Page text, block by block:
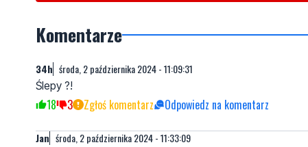
Komentarze
34h środa, 2 października 2024 - 11:09:31
Ślepy ?!
18 3 Zgłoś komentarz Odpowiedz na komentarz
Jan środa, 2 października 2024 - 11:33:09